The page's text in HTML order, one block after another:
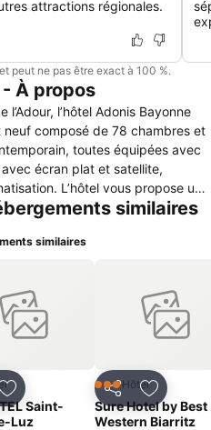
attractions régionales.
peut ne pas être exact à 100 %.
À propos
l’hôtel Adonis Bayonne
composé de 78 chambres et
toutes équipées avec
écran plat et satellite,
propose un
accueillir des autocars,
Basque proposant vins et
similaires
similaires
Ajouter à mes favoris
Saint-
Luz
PartagerAjouter
3 ÉtoilesHôtel
Sure Hotel by Best
Western Biarritz